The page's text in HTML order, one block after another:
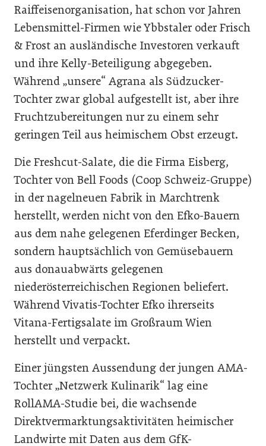
Raiffeisenorganisation, hat schon vor Jahren
Lebensmittel-Firmen wie Ybbstaler oder Frisch
& Frost an ausländische Investoren verkauft
und ihre Kelly-Beteiligung abgegeben.
Während „unsere“ Agrana als Südzucker-
Tochter zwar global aufgestellt ist, aber ihre
Fruchtzubereitungen nur zu einem sehr
geringen Teil aus heimischem Obst erzeugt.
Die Freshcut-Salate, die die Firma Eisberg,
Tochter von Bell Foods (Coop Schweiz-Gruppe)
in der nagelneuen Fabrik in Marchtrenk
herstellt, werden nicht von den Efko-Bauern
aus dem nahe gelegenen Eferdinger Becken,
sondern hauptsächlich von Gemüsebauern
aus donauabwärts gelegenen
niederösterreichischen Regionen beliefert.
Während Vivatis-Tochter Efko ihrerseits
Vitana-Fertigsalate im Großraum Wien
herstellt und verpackt.
Einer jüngsten Aussendung der jungen AMA-
Tochter „Netzwerk Kulinarik“ lag eine
RollAMA-Studie bei, die wachsende
Direktvermarktungsaktivitäten heimischer
Landwirte mit Daten aus dem GfK-